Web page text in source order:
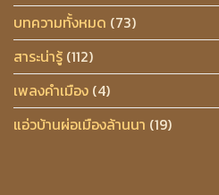
บทความทั้งหมด (73)
สาระน่ารู้ (112)
เพลงคำเมือง (4)
แอ่วบ้านผ่อเมืองล้านนา (19)